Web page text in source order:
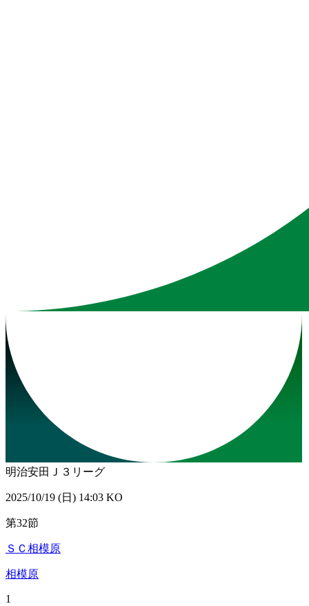
明治安田Ｊ３リーグ
2025/10/19 (日) 14:03 KO
第32節
ＳＣ相模原
相模原
1